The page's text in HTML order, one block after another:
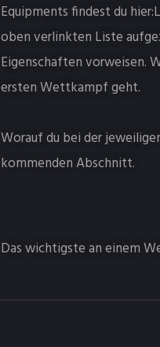
Equipments findest du
oben verlinkten Liste
Eigenschaften vorweisen.
ersten Wettkampf geht.
Worauf du bei der
kommenden Abschnitt.
Das wichtigste an einem